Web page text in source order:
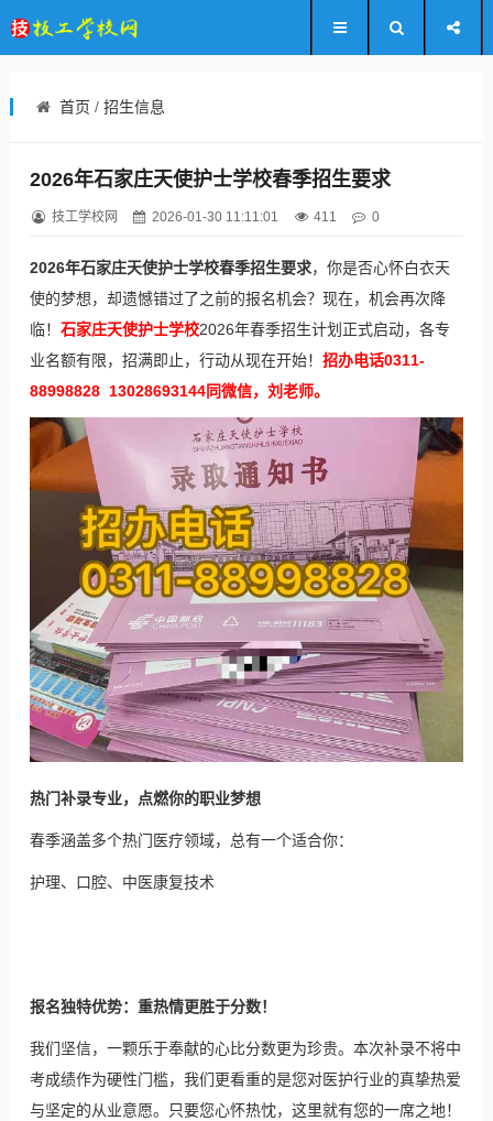
首页 / 招生信息
2026年石家庄天使护士学校春季招生要求
技工学校网 2026-01-30 11:11:01 411 0
2026年石家庄天使护士学校春季招生要求，你是否心怀白衣天
使的梦想，却遗憾错过了之前的报名机会？现在，机会再次降
临！ 石家庄天使护士学校2026年春季招生计划正式启动，各专
业名额有限，招满即止，行动从现在开始！ 招办电话0311-
88998828 13028693144同微信，刘老师。
热门补录专业，点燃你的职业梦想
春季涵盖多个热门医疗领域，总有一个适合你：
护理、口腔、中医康复技术
报名独特优势：重热情更胜于分数！
我们坚信，一颗乐于奉献的心比分数更为珍贵。本次补录不将中
考成绩作为硬性门槛，我们更看重的是您对医护行业的真挚热爱
与坚定的从业意愿。只要您心怀热忱，这里就有您的一席之地！